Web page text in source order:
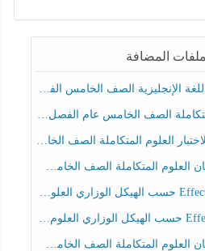
المضافة
الخامس عام الفصل الدراسي الثالث 2025-2026
المتكاملة الصف الخامس عام الفصل الثالث
الصف الخامس انسبير الفصل الثالث
الصف الخامس عام الفصل الثالث